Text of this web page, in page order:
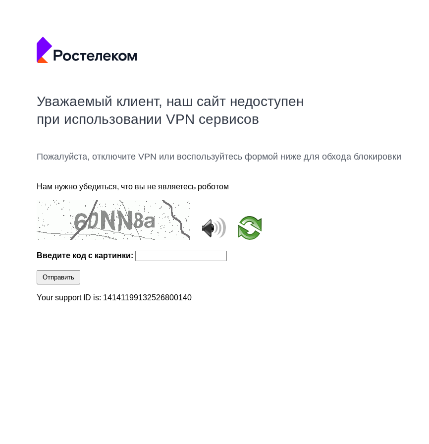
Уважаемый клиент, наш сайт недоступен
при использовании VPN сервисов
Пожалуйста, отключите VPN или воспользуйтесь формой ниже для обхода блокировки
Нам нужно убедиться, что вы не являетесь роботом
Введите код с картинки:
Отправить
Your support ID is: 14141199132526800140